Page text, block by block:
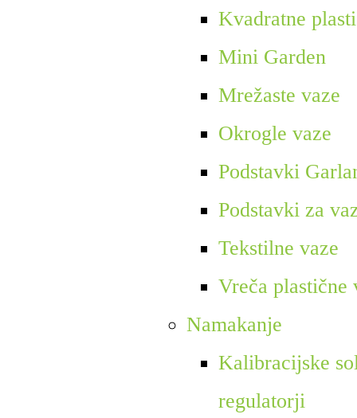
Kvadratne
Mini Garden
Mrežaste vaze
Okrogle vaze
Podstavki
Podstavki za
Tekstilne vaze
Vreča plastične
Namakanje
Kalibracijske
regulatorji